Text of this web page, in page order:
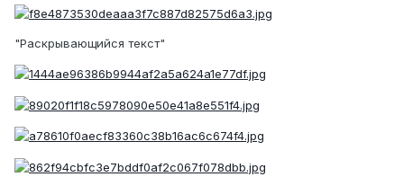
"Раскрывающийся текст"